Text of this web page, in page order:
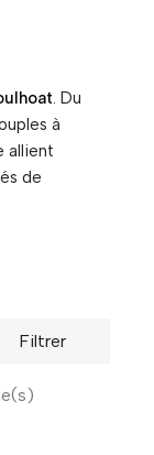
. Du
à
allient
de
Filtrer